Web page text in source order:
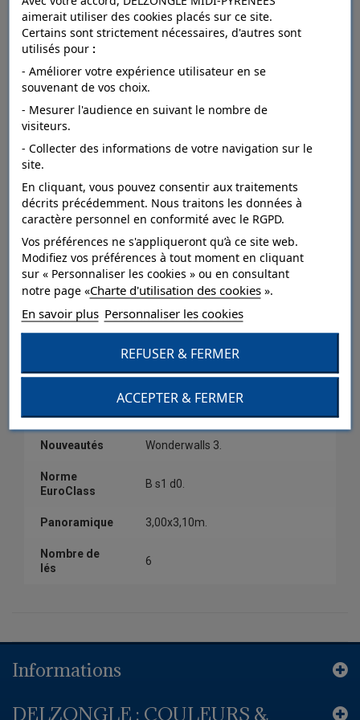
FICHE TECHNIQUE
Dépose arrachable à sec.
Raccord droit.
Entretien
Résistance à
la lumière
bonne.
Pose Collage sur le mur.
Style Végétal.
Catégorie Dessin,Grand motif.
Papier sur intissé.
Collection Wonderwalls 3.
Nouveautés Wonderwalls 3.
Norme
EuroClass
B s1 d0.
Panoramique 3,00x3,10m.
Nombre de
lés
6
Informations
DELZONGLE : COULEURS &
aimerait utiliser des cookies placés sur ce site.
Certains sont strictement nécessaires, d'autres sont
utilisés pour :
- Améliorer votre expérience utilisateur en se
souvenant de vos choix.
- Mesurer l'audience en suivant le nombre de
visiteurs.
- Collecter des informations de votre navigation sur le
site.
En cliquant, vous pouvez consentir aux traitements
décrits précédemment. Nous traitons les données à
caractère personnel en conformité avec le RGPD.
Vos préférences ne s'appliqueront qu’à ce site web.
Modifiez vos préférences à tout moment en cliquant
sur « Personnaliser les cookies » ou en consultant
notre page «Charte d'utilisation des cookies».
En savoir plus Personnaliser les cookies
REFUSER & FERMER
ACCEPTER & FERMER